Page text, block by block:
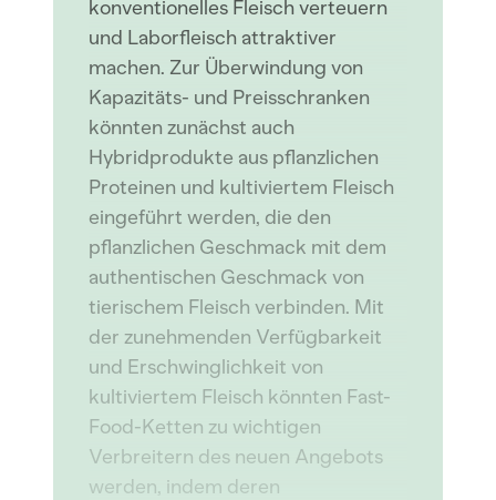
konventionelles Fleisch verteuern
und Laborfleisch attraktiver
machen. Zur Überwindung von
Kapazitäts- und Preisschranken
könnten zunächst auch
Hybridprodukte aus pflanzlichen
Proteinen und kultiviertem Fleisch
eingeführt werden, die den
pflanzlichen Geschmack mit dem
authentischen Geschmack von
tierischem Fleisch verbinden. Mit
der zunehmenden Verfügbarkeit
und Erschwinglichkeit von
kultiviertem Fleisch könnten Fast-
Food-Ketten zu wichtigen
Verbreitern des neuen Angebots
werden, indem deren